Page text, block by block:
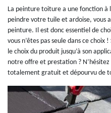
La peinture toiture a une fonction
peindre votre tuile et ardoise, vous
peinture. Il est donc essentiel de
vous n’êtes pas seule dans ce choix
le choix du produit jusqu’à son
notre offre et prestation ? N’hésitez
totalement gratuit et dépourvu de